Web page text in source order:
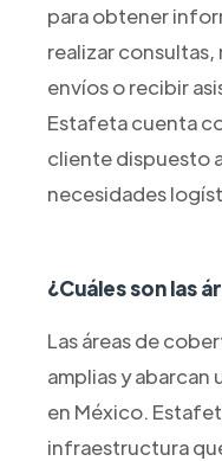
para obtener
realizar
envíos o recibir
Estafeta cuenta
cliente dispuesto
necesidades
¿Cuáles son las
Las áreas de
amplias y abarcan
en México.
infraestructura